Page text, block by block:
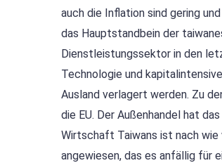
auch die Inflation sind gering
das Hauptstandbein der
Dienstleistungssektor in den
Technologie und
Ausland verlagert werden. Zu
die EU. Der Außenhandel hat
Wirtschaft Taiwans ist nach
angewiesen, das es anfällig für